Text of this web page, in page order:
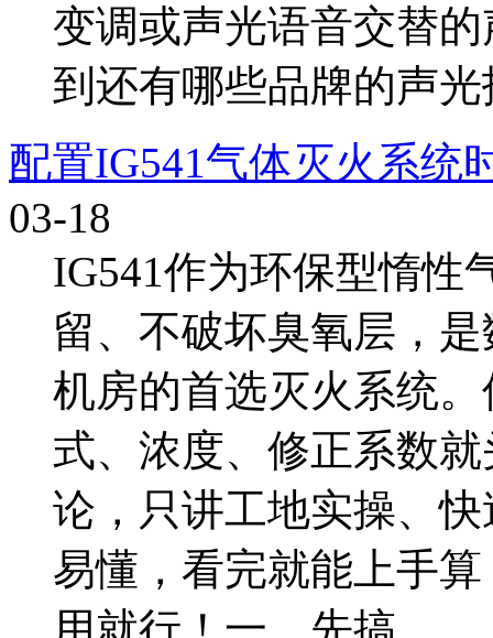
变调或声光语音交替
到还有哪些品牌的声光
配置IG541气体灭火系统
03-18
IG541作为环保型惰性
留、不破坏臭氧层，
机房的首选灭火系统
式、浓度、修正系数
论，只讲工地实操、
易懂，看完就能上手
用就行！一、先搞...